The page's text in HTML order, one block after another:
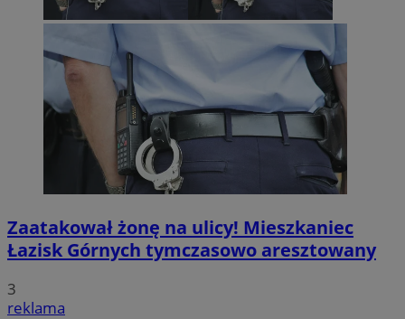
Zaatakował żonę na ulicy! Mieszkaniec
Łazisk Górnych tymczasowo aresztowany
3
reklama